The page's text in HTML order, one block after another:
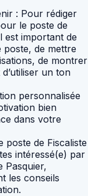
: Pour rédiger
le poste de
est important de
poste, de mettre
de montrer
un ton
personnalisée
bien
dans votre
de Fiscaliste
intéressé(e) par
Pasquier,
les conseils